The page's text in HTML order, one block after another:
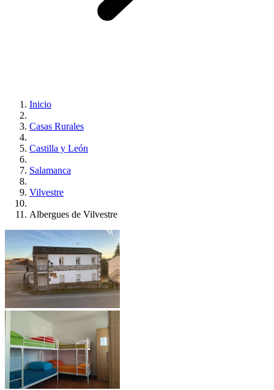
Inicio
Casas Rurales
Castilla y León
Salamanca
Vilvestre
Albergues de Vilvestre